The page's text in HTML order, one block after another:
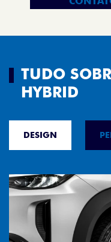
TUDO
HYBRID
DESIGN